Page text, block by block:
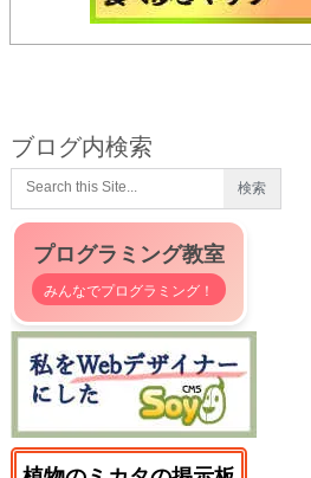
ブログ内検索
プログラミング教室
みんなでプログラミング！